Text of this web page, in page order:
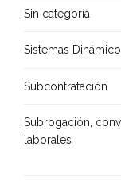
Sin categoría
Sistemas
Subcontratación
Subrogación,
laborales